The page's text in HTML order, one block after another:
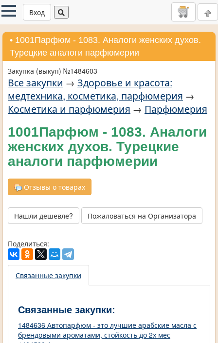
Вход
• 1001Парфюм - 1083. Аналоги женских духов.
Турецкие аналоги парфюмерии
Закупка (выкуп) №1484603
Все закупки → Здоровье и красота:
медтехника, косметика, парфюмерия →
Косметика и парфюмерия → Парфюмерия
1001Парфюм - 1083. Аналоги
женских духов. Турецкие
аналоги парфюмерии
Отзывы о товарах
Нашли дешевле? Пожаловаться на Организатора
Поделиться:
Связанные закупки
Связанные закупки:
1484636 Автопарфюм - это лучшие арабские масла с
брендовыми ароматами, стойкость до 2х мес